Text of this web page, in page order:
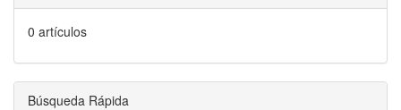
0 artículos
Búsqueda Rápida